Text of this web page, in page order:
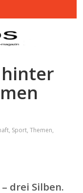
hinter
, Sport,Themen,
drei Silben.